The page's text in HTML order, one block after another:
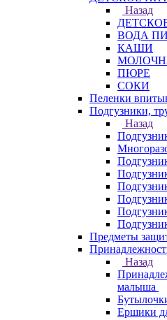
Назад
ВОДА
КАШИ
ПЮРЕ
СОКИ
Пеленки
Подгузники,
Назад
Предметы
Назад
малыша
Ершики